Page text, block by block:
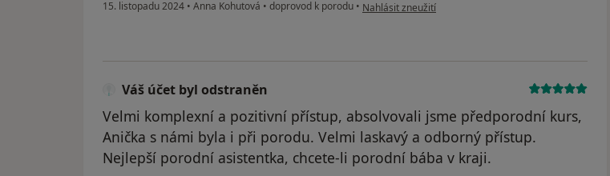
15. listopadu 2024 • Anna Kohutová • doprovod k porodu • podle názoru uživatele Pacient
Nahlásit zneužití
Váš účet byl odstraněn
Velmi komplexní a pozitivní přístup, absolvovali jsme předporodní kurs,
Anička s námi byla i při porodu. Velmi laskavý a odborný přístup.
Nejlepší porodní asistentka, chcete-li porodní bába v kraji.